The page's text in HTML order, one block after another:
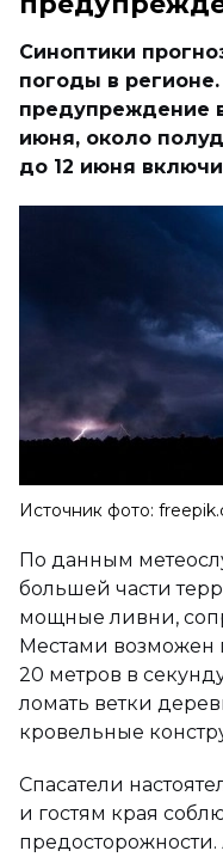
Синоптики
погоды в
предупреждение
июня, около
до 12 июня
Источник фото:
По данным
большей части
мощные ливни,
Местами возможен
20 метров в
ломать ветки
кровельные
Спасатели
и гостям края